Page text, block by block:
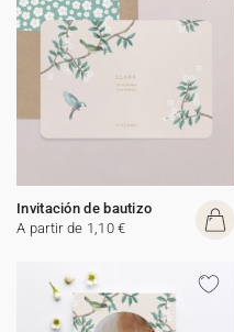
Invitación de bautizo
A partir de 1,10 €